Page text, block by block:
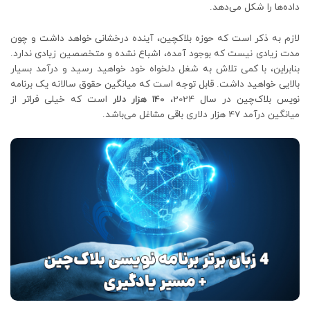
داده‌ها را شکل می‌دهد.
لازم به ذکر است که حوزه بلاکچین، آینده درخشانی خواهد داشت و چون
مدت زیادی نیست که بوجود آمده، اشباع نشده و متخصصین زیادی ندارد.
بنابراین، با کمی تلاش به شغل دلخواه خود خواهید رسید و درآمد بسیار
بالایی خواهید داشت. قابل توجه است که میانگین حقوق سالانه یک برنامه
نویس بلاک‌چین در سال 2024،
140 هزار دلار
است که خیلی فراتر از
میانگین درآمد 47 هزار دلاری باقی مشاغل می‌باشد.